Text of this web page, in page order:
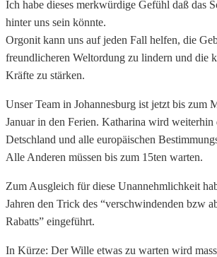
Ich habe dieses merkwürdige Gefühl daß das
hinter uns sein könnte.
Orgonit kann uns auf jeden Fall helfen, die
freundlicheren Weltordung zu lindern und die
Kräfte zu stärken.
Unser Team in Johannesburg ist jetzt bis zum
Januar in den Ferien. Katharina wird weiterhin
Detschland und alle europäischen
Alle Anderen müssen bis zum 15ten warten.
Zum Ausgleich für diese Unannehmlichkeit
Jahren den Trick des “verschwindenden bzw
Rabatts” eingeführt.
In Kürze: Der Wille etwas zu warten wird